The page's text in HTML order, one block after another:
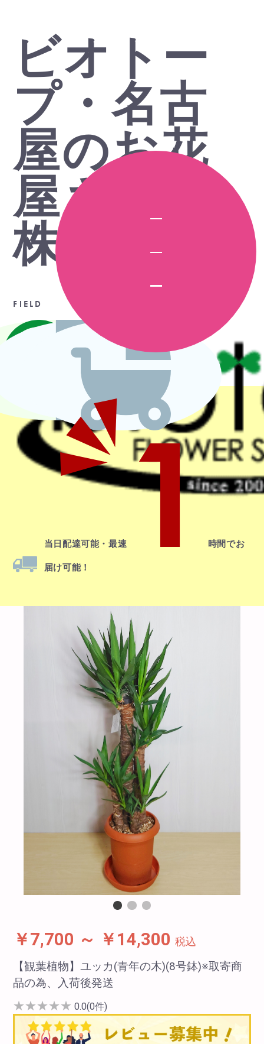
ビオトー
プ・名古
屋のお花
屋さん
株式会社
FIELD
当日配達可能・最速1時間でお
届け可能！
￥7,700 ～ ￥14,300 税込
【観葉植物】ユッカ(青年の木)(8号鉢)※取寄商
品の為、入荷後発送
★★★★★ 0.0(0件)